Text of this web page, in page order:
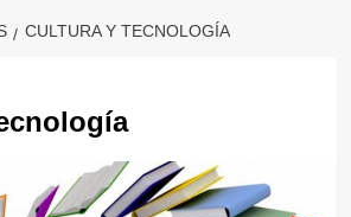
CULTURA Y TECNOLOGÍA